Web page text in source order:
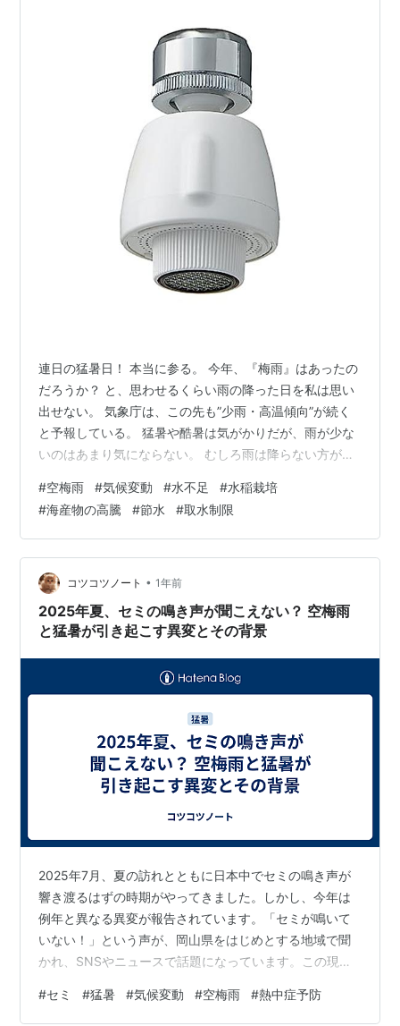
連日の猛暑日！ 本当に参る。 今年、『梅雨』はあったの
だろうか？ と、思わせるくらい雨の降った日を私は思い
出せない。 気象庁は、この先も”少雨・高温傾向”が続く
と予報している。 猛暑や酷暑は気がかりだが、雨が少な
いのはあまり気にならない。 むしろ雨は降らない方があ
ない ＝ 水不足 ということになるのだが、気がかりなの
は農産物への影響である。米や野菜の栽培には水が大き
く関わってくる。 特に水稲栽培（米）は水の管理が命と
いってもよい。 水不足は品質と収量の低下、病害虫の発
生など様々な弊害を生む。 最近では、田んぼに水を張ら
ず、雨水や地下水のみで栽…
#空梅雨 #気候変動 #水不足 #水稲栽培
#海産物の高騰 #節水 #取水制限
コツコツノート • 1年前
2025年夏、セミの鳴き声が聞こえない？ 空梅雨
と猛暑が引き起こす異変とその背景
2025年7月、夏の訪れとともに日本中でセミの鳴き声が
響き渡るはずの時期がやってきました。しかし、今年は
例年と異なる異変が報告されています。「セミが鳴いて
いない！」という声が、岡山県をはじめとする地域で聞
かれ、SNSやニュースで話題になっています。この現象
えられています。さらに、同時期にフランスなどのヨー
#セミ #猛暑 #気候変動 #空梅雨 #熱中症予防